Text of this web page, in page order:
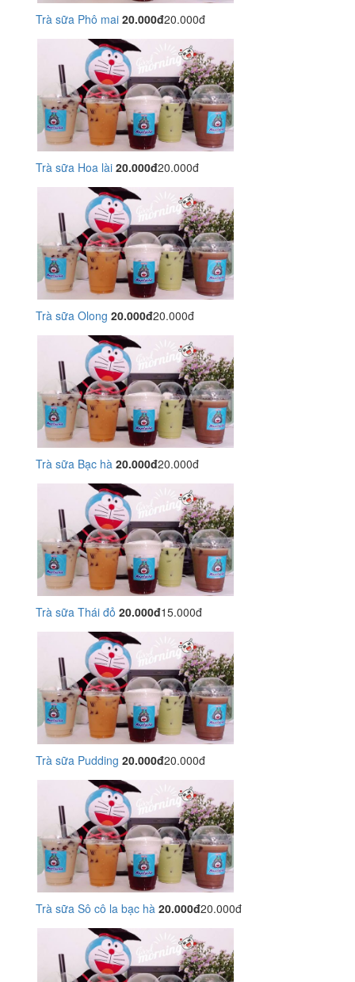
Trà sữa Phô mai 20.000đ20.000đ
Trà sữa Hoa lài 20.000đ20.000đ
Trà sữa Olong 20.000đ20.000đ
Trà sữa Bạc hà 20.000đ20.000đ
Trà sữa Thái đỏ 20.000đ15.000đ
Trà sữa Pudding 20.000đ20.000đ
Trà sữa Sô cô la bạc hà 20.000đ20.000đ